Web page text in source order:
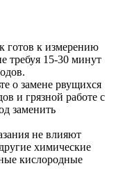
готов к измерению
требуя 15-30 минут
о замене рвущихся
и грязной работе с
заменить
не влияют
химические
кислородные